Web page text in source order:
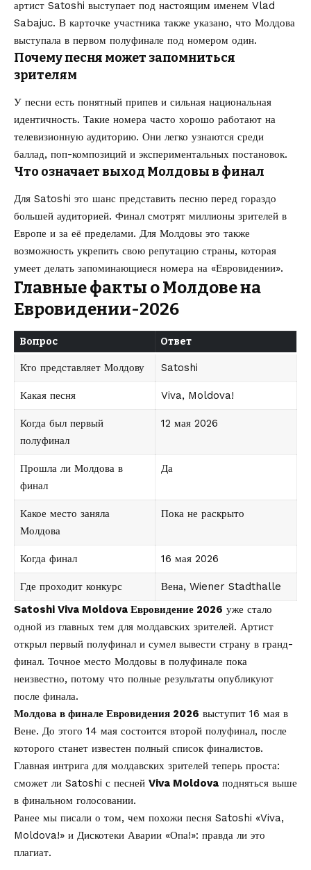
артист Satoshi выступает под настоящим именем Vlad
Sabajuc. В карточке участника также указано, что Молдова
выступала в первом полуфинале под номером один.
Почему песня может запомниться
зрителям
У песни есть понятный припев и сильная национальная
идентичность. Такие номера часто хорошо работают на
телевизионную аудиторию. Они легко узнаются среди
баллад, поп-композиций и экспериментальных постановок.
Что означает выход Молдовы в финал
Для Satoshi это шанс представить песню перед гораздо
большей аудиторией. Финал смотрят миллионы зрителей в
Европе и за её пределами. Для Молдовы это также
возможность укрепить свою репутацию страны, которая
умеет делать запоминающиеся номера на «Евровидении».
Главные факты о Молдове на
Евровидении-2026
Вопрос Ответ
Кто представляет Молдову Satoshi
Какая песня Viva, Moldova!
Когда был первый
полуфинал
12 мая 2026
Прошла ли Молдова в
финал
Да
Какое место заняла
Молдова
Пока не раскрыто
Когда финал 16 мая 2026
Где проходит конкурс
Вена, Wiener Stadthalle
Satoshi Viva Moldova Евровидение 2026 уже стало
одной из главных тем для молдавских зрителей. Артист
открыл первый полуфинал и сумел вывести страну в гранд-
финал. Точное место Молдовы в полуфинале пока
неизвестно, потому что полные результаты опубликуют
после финала.
Молдова в финале Евровидения 2026 выступит 16 мая в
Вене. До этого 14 мая состоится второй полуфинал, после
которого станет известен полный список финалистов.
Главная интрига для молдавских зрителей теперь проста:
сможет ли Satoshi с песней Viva Moldova подняться выше
в финальном голосовании.
Ранее мы писали о том, чем похожи песня Satoshi «Viva,
Moldova!» и Дискотеки Аварии «Опа!»: правда ли это
плагиат.